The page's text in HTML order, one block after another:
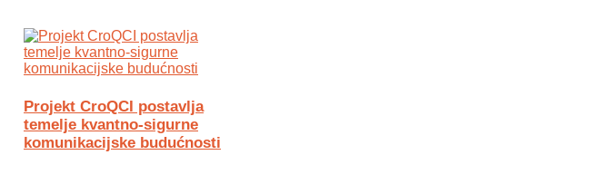
Projekt CroQCI postavlja
temelje kvantno-sigurne
komunikacijske budućnosti